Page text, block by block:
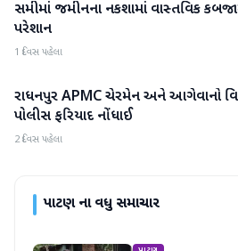
પાટણ
સમીમાં જમીનના નકશામાં વાસ્તવિક
પરેશાન
1 દિવસ પહેલા
પાટણ
રાધનપુર APMC ચેરમેન અને આગેવાનો
પોલીસ ફરિયાદ નોંધાઈ
2 દિવસ પહેલા
પાટણના વધુ સમાચાર